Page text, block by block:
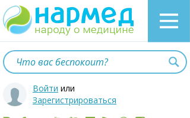
Войти или
Зарегистрироваться